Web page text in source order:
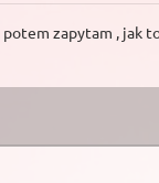
zapytam ,